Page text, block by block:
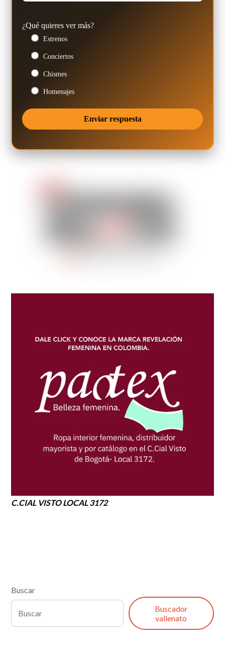
¿Qué quieres ver más?
Estrenos
Conciertos
Chismes
Homenajes
C.CIAL VISTO LOCAL 3172
Buscar
Buscador
vallenato